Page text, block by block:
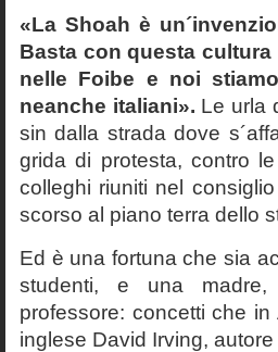
«La Shoah è
Basta con questa
nelle Foibe e noi
neanche italiani». Le urla
sin dalla strada dove
grida di protesta, contro
colleghi riuniti nel
scorso al piano terra dello
Ed è una fortuna che sia
studenti, e una madre,
professore: concetti che
inglese David Irving,